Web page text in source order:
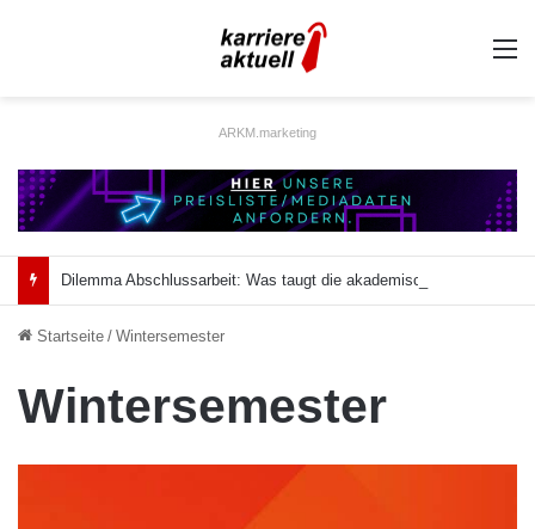
ARKM.marketing
Startseite / Wintersemester
Wintersemester